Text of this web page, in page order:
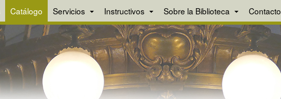
Catálogo Servicios Instructivos Sobre la Biblioteca Contacto